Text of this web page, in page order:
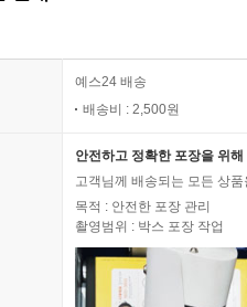
예스24 배송
배송비 : 2,500원
안전하고 정확한 포장을 위
고객님께 배송되는 모든 상
목적 : 안전한 포장 관리
촬영범위 : 박스 포장 작업